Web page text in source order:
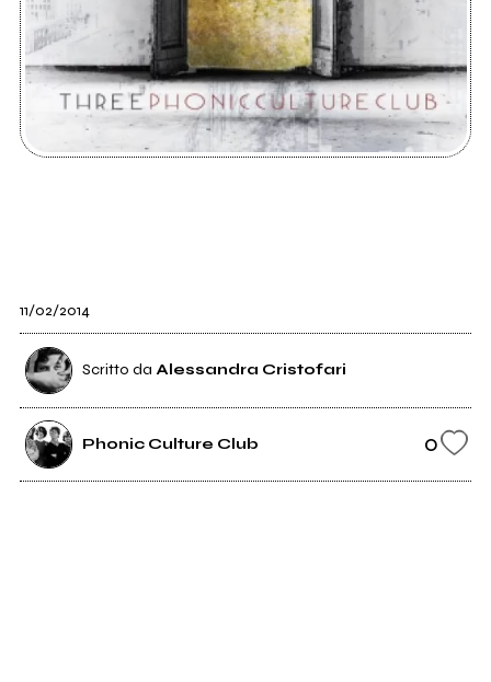
11/02/2014
Scritto da Alessandra Cristofari
Phonic Culture Club 0